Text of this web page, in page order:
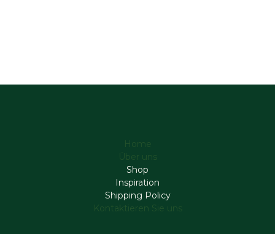
Home
Über uns
Shop
Inspiration
Shipping Policy
Kontaktieren Sie uns